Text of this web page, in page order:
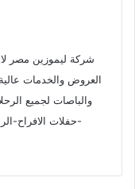
العروض والخدمات
والباصات لجميع
-حفلات الافراح-